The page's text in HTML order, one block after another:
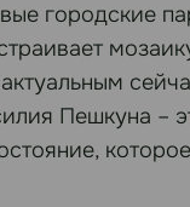
городские
Пешкуна –